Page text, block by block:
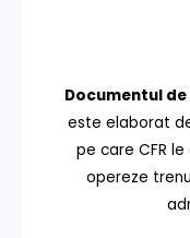
Documentul de
este elaborat
pe care CFR
opereze